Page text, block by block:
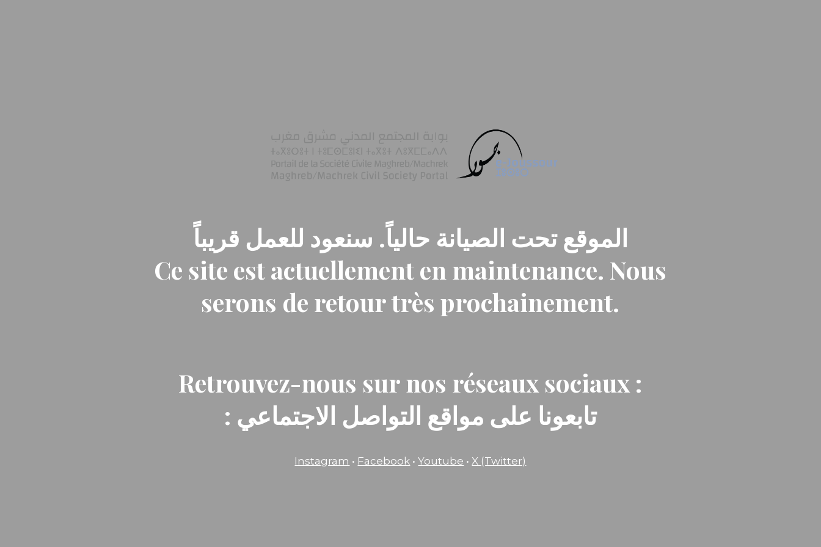
الموقع تحت الصيانة حالياً. سنعود للعمل قريباً
Ce site est actuellement en maintenance. Nous
serons de retour très prochainement.
Retrouvez-nous sur nos réseaux sociaux :
: تابعونا على مواقع التواصل الاجتماعي
Instagram • Facebook •Youtube • X (Twitter)